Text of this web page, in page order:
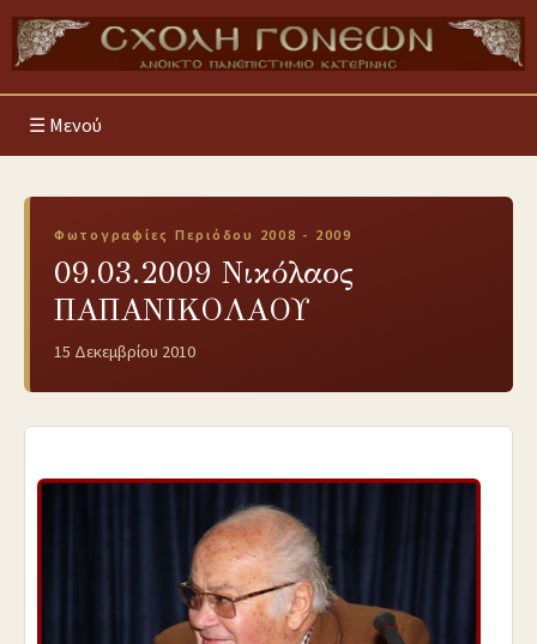
Μενού
Φωτογραφίες Περιόδου 2008 - 2009
09.03.2009 Νικόλαος
ΠΑΠΑΝΙΚΟΛΑΟΥ
15 Δεκεμβρίου 2010